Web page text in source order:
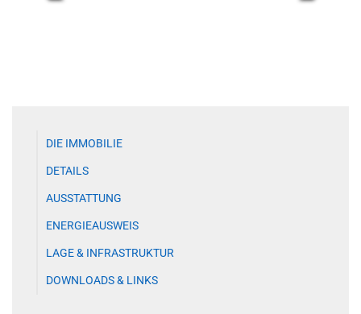
DIE IMMOBILIE
DETAILS
AUSSTATTUNG
ENERGIEAUSWEIS
LAGE & INFRASTRUKTUR
DOWNLOADS & LINKS